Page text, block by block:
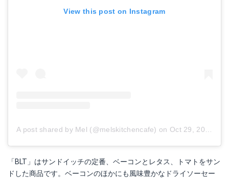
View this post on Instagram
A post shared by Mel (@melskitchencafe) on Oct 29, 2018 at 12:59pm PDT
「BLT」はサンドイッチの定番、ベーコンとレタス、トマトをサン
ドした商品です。ベーコンのほかにも風味豊かなドライソーセー